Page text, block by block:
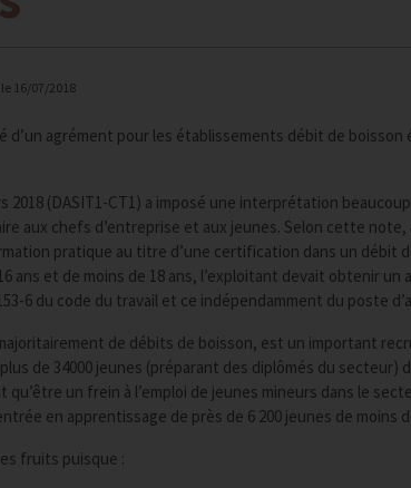
16/07/2018
d’un agrément pour les établissements débit de
2018 (DASIT1-CT1) a imposé une interprétation
aux chefs d’entreprise et aux jeunes. Selon cette note,
pratique au titre d’une certification dans un débit
ans et de moins de 18 ans, l’exploitant devait obtenir
6 du code du travail et ce indépendamment du poste
de débits de boisson, est un important
de 34000 jeunes (préparant des diplômés du secteur)
qu’être un frein à l’emploi de jeunes mineurs dans le
en apprentissage de près de 6 200 jeunes de moins
fruits puisque :